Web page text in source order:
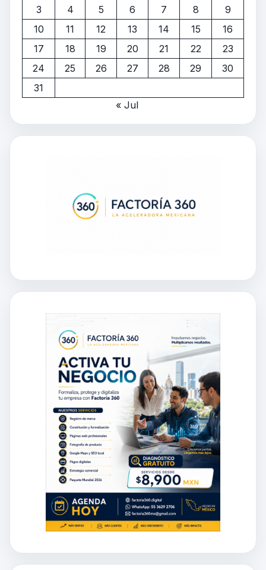
3 4 5 6 7 8
9
10
11 12 13 14 15
16
17
18 19 20 21 22
23
24
25 26 27 28 29
30
31
« Jul